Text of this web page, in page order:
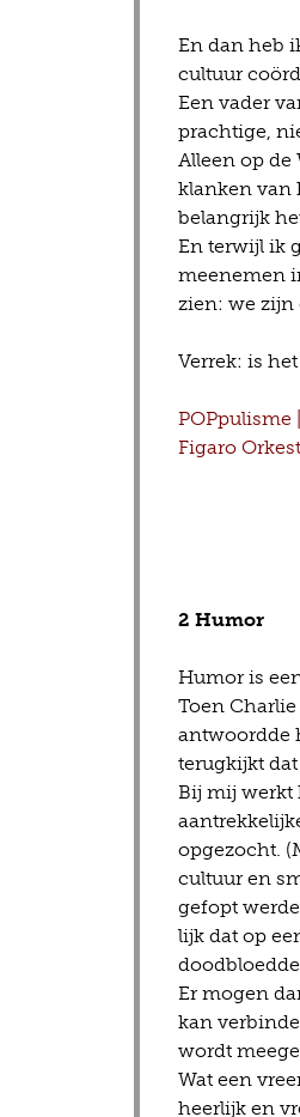
En dan heb
cultuur
Een vader
prachtige,
Alleen op de
klanken van
belangrijk
En terwijl ik
meenemen
zien: we zijn
Verrek: is
POPpulisme
Figaro
2 Humor
Humor is
Toen
antwoordde
terugkijkt
Bij mij werkt
opgezocht.
cultuur en
gefopt
lijk dat op
Er mogen
kan
wordt
Wat een
heerlijk en